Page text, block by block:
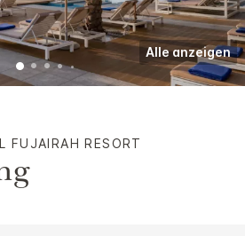
Alle anzeigen
FUJAIRAH RESORT